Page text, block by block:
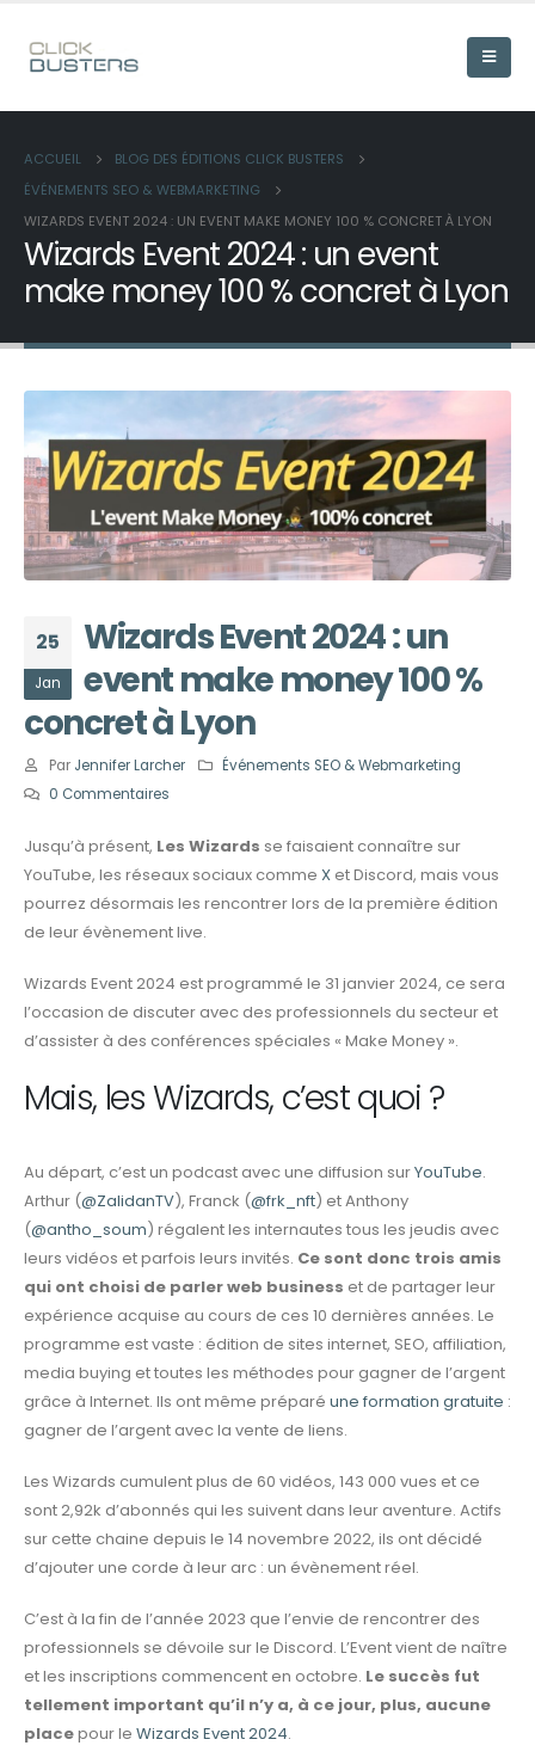
ACCUEIL
BLOG DES ÉDITIONS CLICK BUSTERS
ÉVÉNEMENTS SEO & WEBMARKETING
WIZARDS EVENT 2024 : UN EVENT MAKE MONEY 100 % CONCRET À LYON
Wizards Event 2024 : un event
make money 100 % concret à Lyon
25
Jan
Wizards Event 2024 : un
event make money 100 %
concret à Lyon
Par Jennifer Larcher
Événements SEO & Webmarketing
0 Commentaires
Jusqu’à présent, Les Wizards se faisaient connaître sur
YouTube, les réseaux sociaux comme X et Discord, mais vous
pourrez désormais les rencontrer lors de la première édition
de leur évènement live.
Wizards Event 2024 est programmé le 31 janvier 2024, ce sera
l’occasion de discuter avec des professionnels du secteur et
d’assister à des conférences spéciales « Make Money ».
Mais, les Wizards, c’est quoi ?
Au départ, c’est un podcast avec une diffusion surYouTube.
Arthur (@ZalidanTV), Franck (@frk_nft) et Anthony
(@antho_soum) régalent les internautes tous les jeudis avec
leurs vidéos et parfois leurs invités. Ce sont donc trois amis
qui ont choisi de parler web business et de partager leur
expérience acquise au cours de ces 10 dernières années. Le
programme est vaste : édition de sites internet, SEO, affiliation,
media buying et toutes les méthodes pour gagner de l’argent
grâce à Internet. Ils ont même préparé une formation gratuite :
gagner de l’argent avec la vente de liens.
Les Wizards cumulent plus de 60 vidéos, 143 000 vues et ce
sont 2,92k d’abonnés qui les suivent dans leur aventure. Actifs
sur cette chaine depuis le 14 novembre 2022, ils ont décidé
d’ajouter une corde à leur arc : un évènement réel.
C’est à la fin de l’année 2023 que l’envie de rencontrer des
professionnels se dévoile sur le Discord. L’Event vient de naître
et les inscriptions commencent en octobre. Le succès fut
tellement important qu’il n’y a, à ce jour, plus, aucune
placepour le Wizards Event 2024.